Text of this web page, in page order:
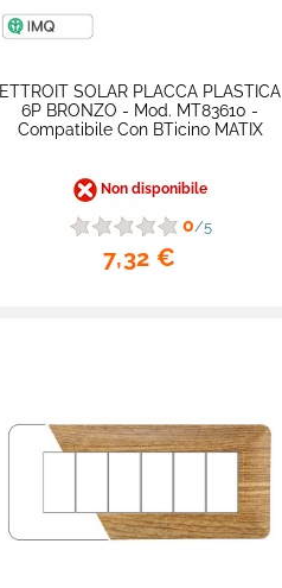
ETTROIT SOLAR PLACCA PLASTICA
6P BRONZO - Mod. MT83610 -
Compatibile Con BTicino MATIX
Non disponibile
0/5
7,32 €